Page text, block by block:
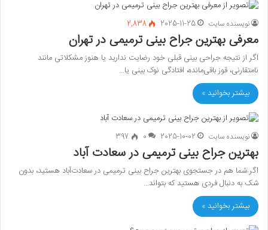
نویسنده سایت 2025-11-25
2,838
معرفی بهترین جراح بینی ترمیمی در تهران
اگر از نتیجه جراحی بینی قبلی خود رضایت ندارید یا هنوز مشکلاتی مانند
نامتقارنی، قوز باقی‌مانده، افتادگی نوک بینی یا…
بیشتر بخوانید »
نویسنده سایت 2025-10-02
0
397
بهترین جراح بینی ترمیمی در سعادت آباد
اگر شما هم در جستجوی بهترین جراح بینی ترمیمی در سعادت‌آباد هستید، بدون
شک به دنبال فردی هستید که بتواند…
بیشتر بخوانید »